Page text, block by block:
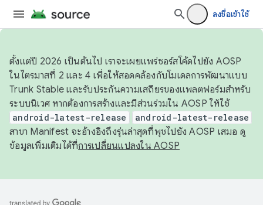
ลงชื่อเข้าใช้
ตั้งแต่ปี 2026 เป็นต้นไป เราจะเผยแพร่ซอร์สโค้ดไปยัง AOSP
ในไตรมาสที่ 2 และ 4 เพื่อให้สอดคล้องกับโมเดลการพัฒนาแบบ
Trunk Stable และรับประกันความเสถียรของแพลตฟอร์มสำหรับ
ระบบนิเวศ หากต้องการสร้างและมีส่วนร่วมใน AOSP ให้ใช้
android-latest-release android-latest-release
สาขา Manifest จะอ้างอิงถึงรุ่นล่าสุดที่พุชไปยัง AOSP เสมอ ดู
ข้อมูลเพิ่มเติมได้ที่การเปลี่ยนแปลงใน AOSP